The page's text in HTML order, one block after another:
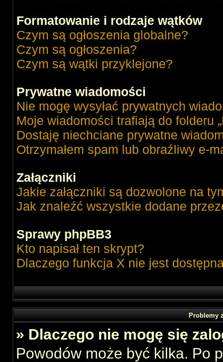
Formatowanie i rodzaje wątków
Czym są ogłoszenia globalne?
Czym są ogłoszenia?
Czym są wątki przyklejone?
Prywatne wiadomości
Nie mogę wysyłać prywatnych
Moje wiadomości trafiają do folderu
Dostaję niechciane prywatne
Otrzymałem spam lub obraźliwy e-
Załączniki
Jakie załączniki są dozwolone na
Jak znaleźć wszystkie dodane
Sprawy phpBB3
Kto napisał ten skrypt?
Dlaczego funkcja X nie jest
Problemy
» Dlaczego nie mogę się
Powodów może być kilka. Po